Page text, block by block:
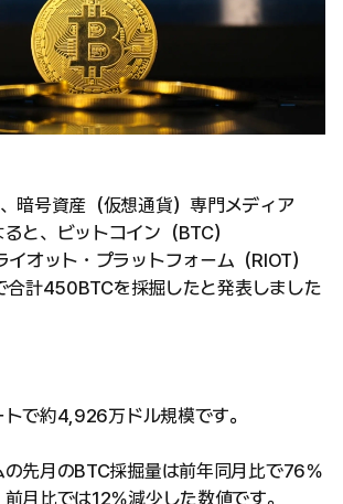
暗号資産（仮想通貨）専門メディア
と、ビットコイン（BTC）
オット・プラットフォーム（RIOT）
合計450BTCを採掘したと発表しました
で約4,926万ドル規模です。
の先月のBTC採掘量は前年同月比で76％
月比では12％減少した数値です。